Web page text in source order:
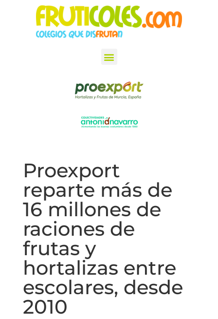
Proexport
reparte más de
16 millones de
raciones de
frutas y
hortalizas entre
escolares, desde
2010